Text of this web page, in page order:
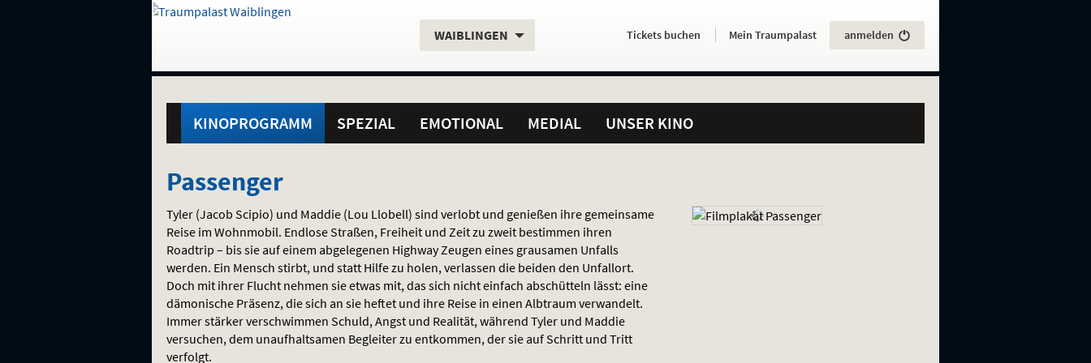
direkt
Inhalt
Menü
und
Gehe
Standortauswahl
Aktueller
WAIBLINGEN Servicefunktionen
Aktuelles
HierTickets buchen . Mein Traumpalast anmelden
KINOPROGRAMM SPEZIAL EMOTIONAL MEDIAL UNSER KINO
Passenger
Passenger
Tyler (Jacob Scipio) und Maddie (Lou Llobell) sind verlobt und genießen ihre gemeinsame
Reise im Wohnmobil. Endlose Straßen, Freiheit und Zeit zu zweit bestimmen ihren
Roadtrip – bis sie auf einem abgelegenen Highway Zeugen eines grausamen Unfalls
werden. Ein Mensch stirbt, und statt Hilfe zu holen, verlassen die beiden den Unfallort.
Doch mit ihrer Flucht nehmen sie etwas mit, das sich nicht einfach abschütteln lässt: eine
dämonische Präsenz, die sich an sie heftet und ihre Reise in einen Albtraum verwandelt.
Immer stärker verschwimmen Schuld, Angst und Realität, während Tyler und Maddie
versuchen, dem unaufhaltsamen Begleiter zu entkommen, der sie auf Schritt und Tritt
verfolgt.